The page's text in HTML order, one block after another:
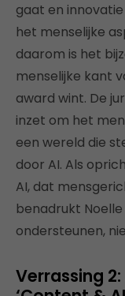
gaat en
het menselijke
daarom is het
menselijke kant
award wint. De
inzet om het
een wereld die
door AI. Als
AI, dat
benadrukt
ondersteunen,
Verrassing